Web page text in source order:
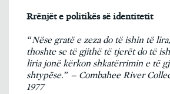
Rrënjët e politikës së identitetit
“Nëse gratë e zeza do të ishin të
thoshte se të gjithë të tjerët do të
liria jonë kërkon shkatërrimin e të
shtypëse.” – Combahee River
1977